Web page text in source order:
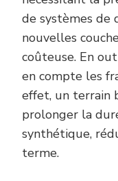
de systèmes de
nouvelles
coûteuse. En
en compte les
effet, un terrain
prolonger la
synthétique,
terme.